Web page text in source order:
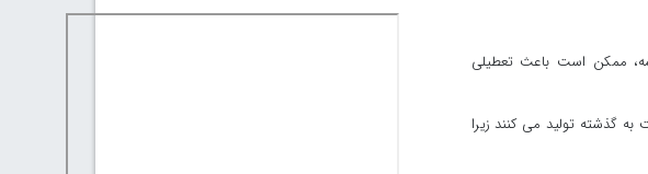
ممکن است باعث تعطیلی
گذشته تولید می کنند زیرا